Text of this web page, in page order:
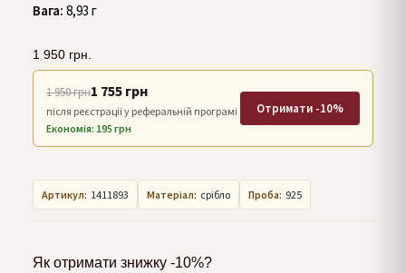
Вага: 8,93 г
1 950 грн.
1 950 грн1 755 грн
після реєстрації у реферальній програмі
Економія: 195 грн
Отримати -10%
Артикул: 1411893 Матеріал: срібло Проба: 925
Як отримати знижку -10%?